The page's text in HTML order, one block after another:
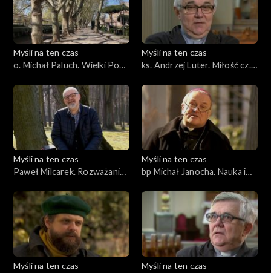
Myśli na ten czas
o. Michał Paluch. Wielki Post
Sobota
Myśli na ten czas
ks. Andrzej Luter. Miłość cz.
Myśli na ten czas
Paweł Milcarek. Rozważania
Myśli na ten czas
bp Michał Janocha. Nauka i
Myśli na ten czas
Myśli na ten czas